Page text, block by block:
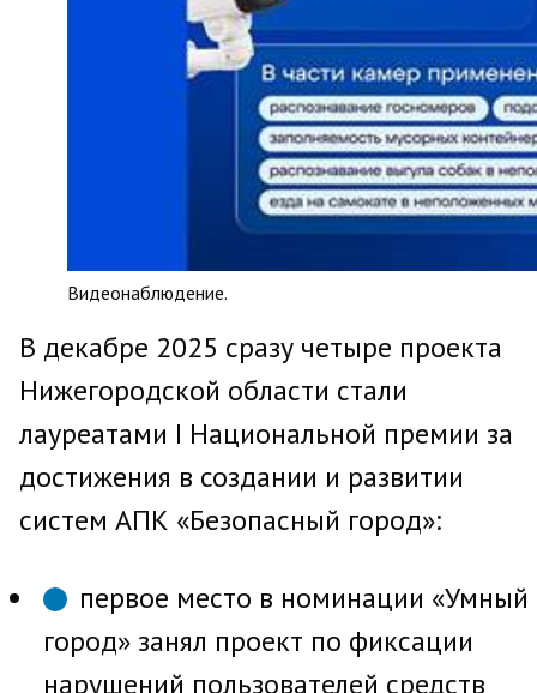
Видеонаблюдение.
В декабре 2025 сразу четыре проекта
Нижегородской области стали
лауреатами I Национальной премии за
достижения в создании и развитии
систем АПК «Безопасный город»:
первое место в номинации «Умный
город» занял проект по фиксации
нарушений пользователей средств